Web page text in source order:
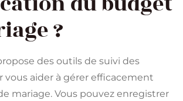
?
des outils de suivi des
vous aider à gérer efficacement
mariage. Vous pouvez enregistrer